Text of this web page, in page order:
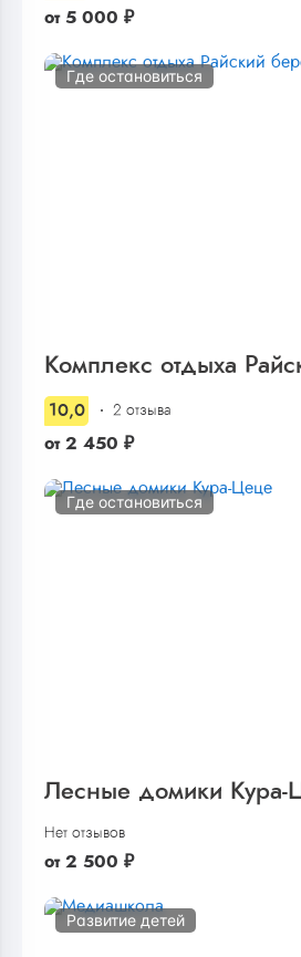
от 5 000 ₽
Где остановиться
Комплекс отдыха
10,0 2 отзыва
от 2 450 ₽
Где остановиться
Лесные домики Кура-
Нет отзывов
от 2 500 ₽
Развитие детей